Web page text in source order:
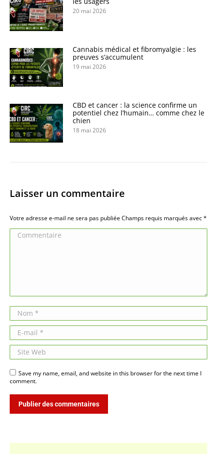
20 mai 2026
Cannabis médical et fibromyalgie : les
preuves s’accumulent
19 mai 2026
CBD et cancer : la science confirme un
potentiel chez l’humain… comme chez le
chien
18 mai 2026
Laisser un commentaire
Votre adresse e-mail ne sera pas publiée Champs requis marqués avec*
Commentaire
Nom *
E-mail *
Site Web
Save my name, email, and website in this browser for the next time I
comment.
Publier des commentaires